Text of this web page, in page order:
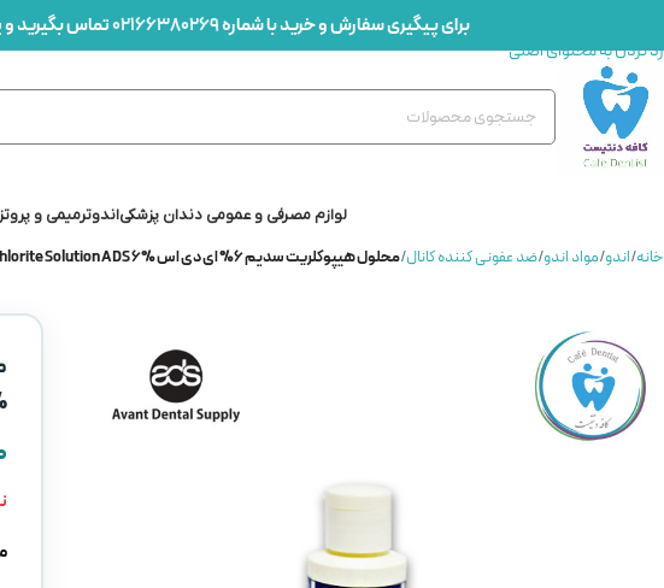
رد کردن به محتوای اصلی
برای پیگیری سفارش و خرید با شماره02166380269تماس بگیرید و یا در پیام
لوازم مصرفی و عمومی دندان پزشکیاندوترمیمی و پروتز
خانه/اندو/مواد اندو/ضد عفونی کننده کانال/محلول هیپوکلریت سدیم 6% ای دی اس ADS-Sodium Hypochlorite Solution ADS 6%